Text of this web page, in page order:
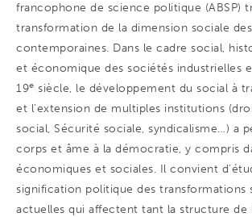
francophone de science politique (ABSP)
transformation de la dimension sociale
contemporaines. Dans le cadre social,
et économique des sociétés industrielles
19e siècle, le développement du social à
et l’extension de multiples institutions
social, Sécurité sociale, syndicalisme…) a
corps et âme à la démocratie, y compris
économiques et sociales. Il convient
signification politique des transformations
actuelles qui affectent tant la structure de